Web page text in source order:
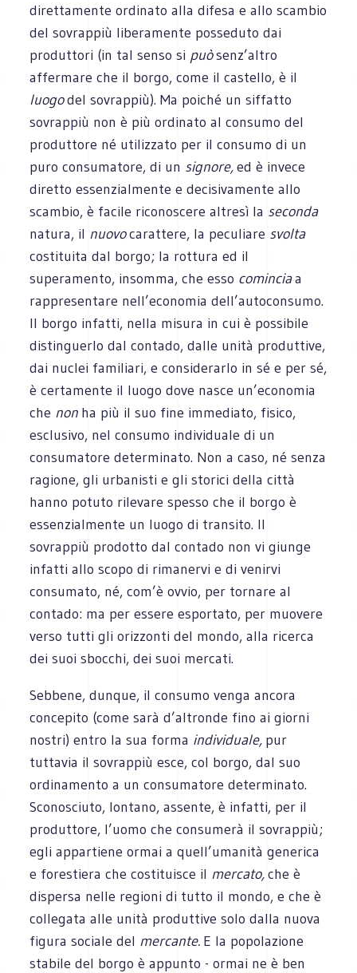
direttamente ordinato alla difesa e allo scambio
del sovrappiù liberamente posseduto dai
produttori (in tal senso si puòsenz’altro
affermare che il borgo, come il castello, è il
luogodel sovrappiù). Ma poiché un siffatto
sovrappiù non è più ordinato al consumo del
produttore né utilizzato per il consumo di un
puro consumatore, di un signore,ed è invece
diretto essenzialmente e decisivamente allo
scambio, è facile riconoscere altresì la seconda
natura, il nuovocarattere, la peculiare svolta
costituita dal borgo; la rottura ed il
superamento, insomma, che esso cominciaa
rappresentare nell’economia dell’autoconsumo.
Il borgo infatti, nella misura in cui è possibile
distinguerlo dal contado, dalle unità produttive,
dai nuclei familiari, e considerarlo in sé e per sé,
è certamente il luogo dove nasce un’economia
che non ha più il suo fine immediato, fisico,
esclusivo, nel consumo individuale di un
consumatore determinato. Non a caso, né senza
ragione, gli urbanisti e gli storici della città
hanno potuto rilevare spesso che il borgo è
essenzialmente un luogo di transito. Il
sovrappiù prodotto dal contado non vi giunge
infatti allo scopo di rimanervi e di venirvi
consumato, né, com’è ovvio, per tornare al
contado: ma per essere esportato, per muovere
verso tutti gli orizzonti del mondo, alla ricerca
dei suoi sbocchi, dei suoi mercati.
Sebbene, dunque, il consumo venga ancora
concepito (come sarà d’altronde fino ai giorni
nostri) entro la sua forma individuale, pur
tuttavia il sovrappiù esce, col borgo, dal suo
ordinamento a un consumatore determinato.
Sconosciuto, lontano, assente, è infatti, per il
produttore, l’uomo che consumerà il sovrappiù;
egli appartiene ormai a quell’umanità generica
e forestiera che costituisce il mercato,che è
dispersa nelle regioni di tutto il mondo, e che è
collegata alle unità produttive solo dalla nuova
figura sociale del mercante. E la popolazione
stabile del borgo è appunto - ormai ne è ben